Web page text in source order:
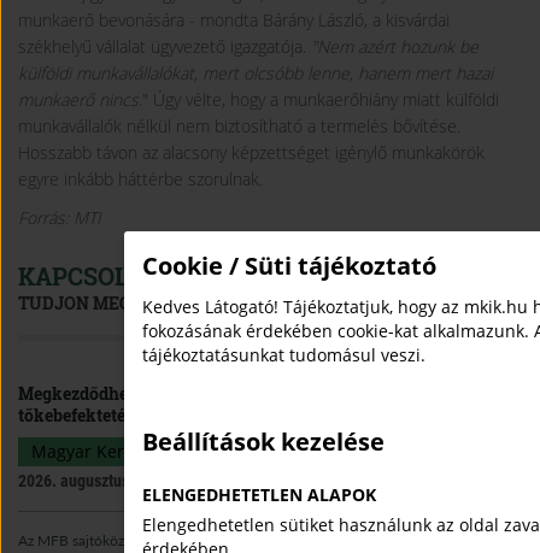
munkaerő bevonására - mondta Bárány László, a kisvárdai
székhelyű vállalat ügyvezető igazgatója. "Nem azért hozunk be
külföldi munkavállalókat, mert olcsóbb lenne, hanem mert hazai
munkaerő nincs ." Úgy vélte, hogy a munkaerőhiány miatt külföldi
munkavállalók nélkül nem biztosítható a termelés bővítése.
Hosszabb távon az alacsony képzettséget igénylő munkakörök
egyre inkább háttérbe szorulnak.
Forrás: MTI
KAPCSOLÓDÓ TARTALMAK
TUDJON MEG TÖBBET.
Megkezdődhet a Demján Sándor Tőkeprogram
tőkebefektetéseinek végrehajtása az MFB döntését követően
Magyar Kereskedelmi és Iparkamara
Sajtóközlemény
2026. augusztus 03.
Az MFB sajtóközleménye értelmében az egyeztetések és a pályázati értékelés
Cookie / Süti tájékoztató
Kedves Látogató! Tájékoztatjuk, hogy az
fokozásának érdekében cookie-kat
tájékoztatásunkat tudomásul veszi.
Beállítások kezelése
ELENGEDHETETLEN ALAPOK
Elengedhetetlen sütiket használunk az oldal